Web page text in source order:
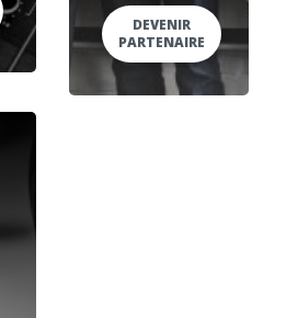
DEVENIR
PARTENAIRE